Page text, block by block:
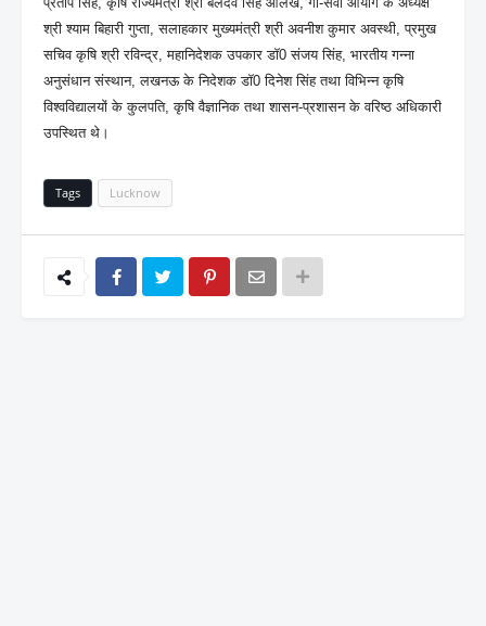
श्री श्याम बिहारी गुप्ता, सलाहकार मुख्यमंत्री श्री अवनीश कुमार अवस्थी, प्रमुख
सचिव कृषि श्री रविन्द्र, महानिदेशक उपकार डॉ0 संजय सिंह, भारतीय गन्ना
अनुसंधान संस्थान, लखनऊ के निदेशक डॉ0 दिनेश सिंह तथा विभिन्न कृषि
विश्वविद्यालयों के कुलपति, कृषि वैज्ञानिक तथा शासन-प्रशासन के वरिष्ठ अधिकारी
उपस्थित थे।
Tags Lucknow